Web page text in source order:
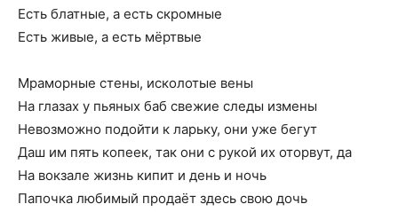
Есть блатные, а есть скромные
Есть живые, а есть мёртвые
Мраморные стены, исколотые вены
На глазах у пьяных баб свежие следы измены
Невозможно подойти к ларьку, они уже бегут
Даш им пять копеек, так они с рукой их оторвут, да
На вокзале жизнь кипит и день и ночь
Папочка любимый продаёт здесь свою дочь